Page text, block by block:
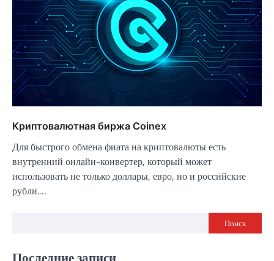
Криптовалютная биржа Coinex
Для быстрого обмена фиата на криптовалюты есть
внутренний онлайн-конвертер, который может
использовать не только доллары, евро, но и российские
рубли.…
Поиск